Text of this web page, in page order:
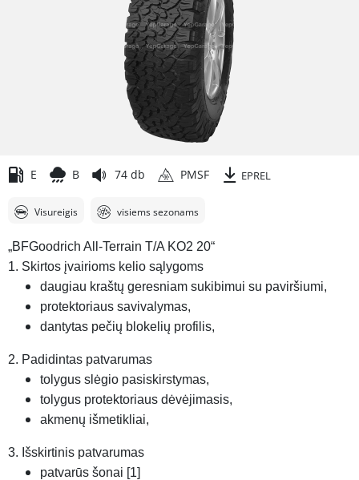
E B 74 db PMSF EPREL
Visureigis visiems sezonams
„BFGoodrich All-Terrain T/A KO2 20“
1. Skirtos įvairioms kelio sąlygoms
daugiau kraštų geresniam sukibimui su paviršiumi,
protektoriaus savivalymas,
dantytas pečių blokelių profilis,
2. Padidintas patvarumas
tolygus slėgio pasiskirstymas,
tolygus protektoriaus dėvėjimasis,
akmenų išmetikliai,
3. Išskirtinis patvarumas
patvarūs šonai [1]